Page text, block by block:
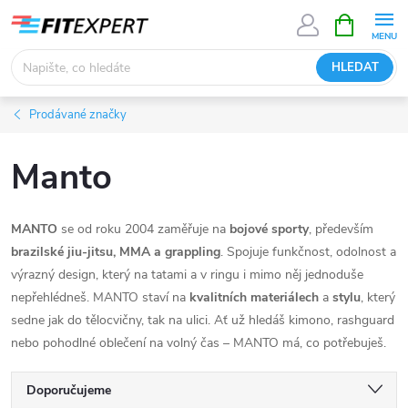
obsah
HLEDAT
NÁKUPNÍ
KOŠÍK
Prodávané značky
Manto
MANTO se od roku 2004 zaměřuje na bojové sporty, především
brazilské jiu-jitsu, MMA a grappling. Spojuje funkčnost, odolnost a
výrazný design, který na tatami a v ringu i mimo něj jednoduše
nepřehlédneš. MANTO staví na kvalitních materiálech a stylu, který
sedne jak do tělocvičny, tak na ulici. Ať už hledáš kimono, rashguard
nebo pohodlné oblečení na volný čas – MANTO má, co potřebuješ.
Ř
Doporučujeme